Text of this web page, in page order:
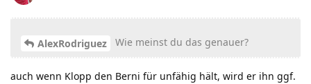
AlexRodriguez Wie meinst du das genauer?
auch wenn Klopp den Berni für unfähig hält, wird er ihn ggf.